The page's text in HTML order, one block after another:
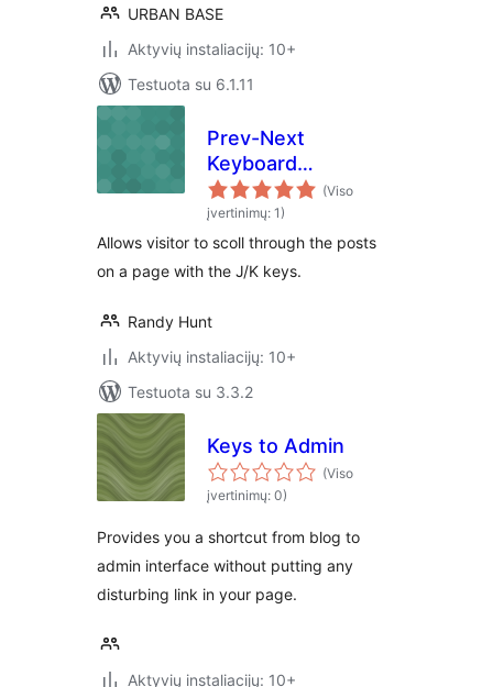
URBAN BASE
Aktyvių instaliacijų: 10+
Testuota su 6.1.11
Prev-Next
Keyboard
Navigation
(Viso
įvertinimų: 1)
Allows visitor to scoll through the posts
on a page with the J/K keys.
Randy Hunt
Aktyvių instaliacijų: 10+
Testuota su 3.3.2
Keys to Admin
(Viso
įvertinimų: 0)
Provides you a shortcut from blog to
admin interface without putting any
disturbing link in your page.
Aktyvių instaliacijų: 10+